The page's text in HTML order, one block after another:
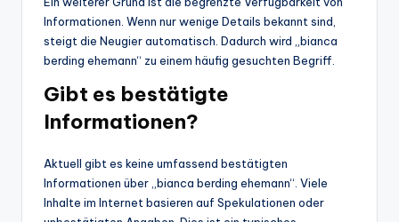
Informationen. Wenn nur wenige Details bekannt sind,
steigt die Neugier automatisch. Dadurch wird „bianca
berding ehemann“ zu einem häufig gesuchten Begriff.
Gibt es bestätigte
Informationen?
Aktuell gibt es keine umfassend bestätigten
Informationen über „bianca berding ehemann“. Viele
Inhalte im Internet basieren auf Spekulationen oder